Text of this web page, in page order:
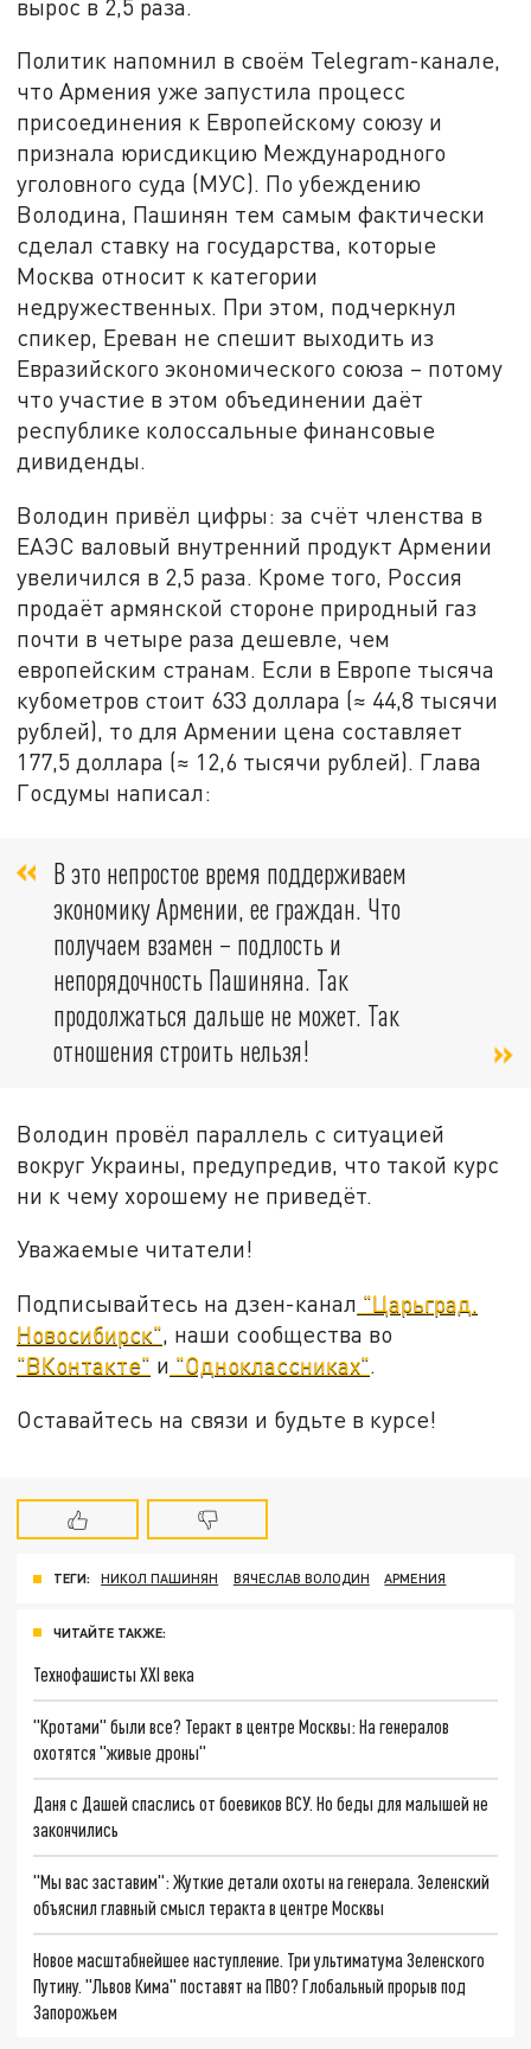
вырос в 2,5 раза.
Политик напомнил в своём Telegram-канале,
что Армения уже запустила процесс
присоединения к Европейскому союзу и
признала юрисдикцию Международного
уголовного суда (МУС). По убеждению
Володина, Пашинян тем самым фактически
сделал ставку на государства, которые
Москва относит к категории
недружественных. При этом, подчеркнул
спикер, Ереван не спешит выходить из
Евразийского экономического союза – потому
что участие в этом объединении даёт
республике колоссальные финансовые
дивиденды.
Володин привёл цифры: за счёт членства в
ЕАЭС валовый внутренний продукт Армении
увеличился в 2,5 раза. Кроме того, Россия
продаёт армянской стороне природный газ
почти в четыре раза дешевле, чем
европейским странам. Если в Европе тысяча
кубометров стоит 633 доллара (≈ 44,8 тысячи
рублей), то для Армении цена составляет
177,5 доллара (≈ 12,6 тысячи рублей). Глава
Госдумы написал:
В это непростое время поддерживаем
экономику Армении, ее граждан. Что
получаем взамен – подлость и
непорядочность Пашиняна. Так
продолжаться дальше не может. Так
отношения строить нельзя!
Володин провёл параллель с ситуацией
вокруг Украины, предупредив, что такой курс
ни к чему хорошему не приведёт.
Уважаемые читатели!
Подписывайтесь на дзен-канал "Царьград.
Новосибирск", наши сообщества во
"ВКонтакте" и "Одноклассниках".
Оставайтесь на связи и будьте в курсе!
ТЕГИ: НИКОЛ ПАШИНЯН ВЯЧЕСЛАВ ВОЛОДИН АРМЕНИЯ
ЧИТАЙТЕ ТАКЖЕ:
Технофашисты XXI века
"Кротами" были все? Теракт в центре Москвы: На генералов
охотятся "живые дроны"
Даня с Дашей спаслись от боевиков ВСУ. Но беды для малышей не
закончились
"Мы вас заставим": Жуткие детали охоты на генерала. Зеленский
объяснил главный смысл теракта в центре Москвы
Новое масштабнейшее наступление. Три ультиматума Зеленского
Путину. "Львов Кима" поставят на ПВО? Глобальный прорыв под
Запорожьем